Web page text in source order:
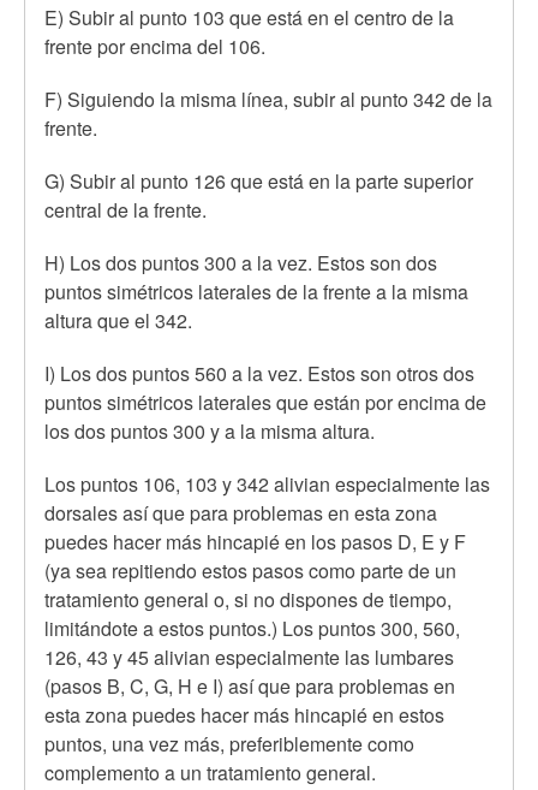
E) Subir al punto 103 que está en el centro de la
frente por encima del 106.
F) Siguiendo la misma línea, subir al punto 342 de la
frente.
G) Subir al punto 126 que está en la parte superior
central de la frente.
H) Los dos puntos 300 a la vez. Estos son dos
puntos simétricos laterales de la frente a la misma
altura que el 342.
I) Los dos puntos 560 a la vez. Estos son otros dos
puntos simétricos laterales que están por encima de
los dos puntos 300 y a la misma altura.
Los puntos 106, 103 y 342 alivian especialmente las
dorsales así que para problemas en esta zona
puedes hacer más hincapié en los pasos D, E y F
(ya sea repitiendo estos pasos como parte de un
tratamiento general o, si no dispones de tiempo,
limitándote a estos puntos.) Los puntos 300, 560,
126, 43 y 45 alivian especialmente las lumbares
(pasos B, C, G, H e I) así que para problemas en
esta zona puedes hacer más hincapié en estos
puntos, una vez más, preferiblemente como
complemento a un tratamiento general.